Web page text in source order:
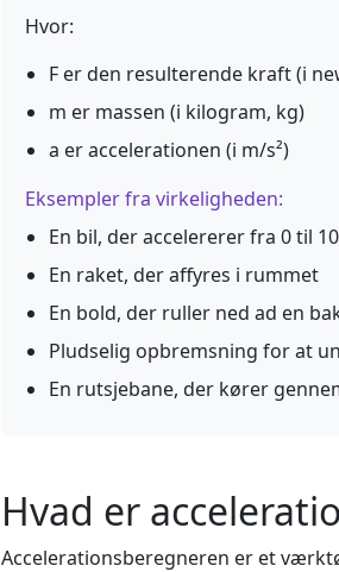
Hvor:
F er den resulterende kraft (i
m er massen (i kilogram, kg)
a er accelerationen (i m/s²)
Eksempler fra virkeligheden:
En bil, der accelererer fra 0 til
En raket, der affyres i rummet
En bold, der ruller ned ad en
Pludselig opbremsning for at
En rutsjebane, der kører
Hvad er
Accelerationsberegneren er et